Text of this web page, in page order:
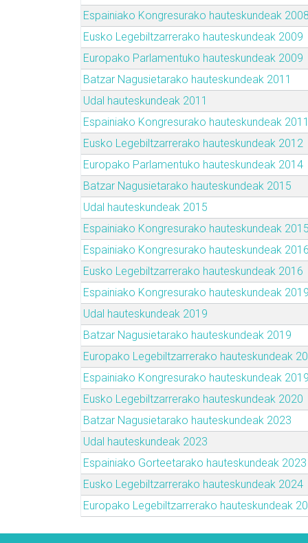
Espainiako Kongresurako hauteskundeak 2008
Eusko Legebiltzarrerako hauteskundeak 2009
Europako Parlamentuko hauteskundeak 2009
Batzar Nagusietarako hauteskundeak 2011
Udal hauteskundeak 2011
Espainiako Kongresurako hauteskundeak 2011
Eusko Legebiltzarrerako hauteskundeak 2012
Europako Parlamentuko hauteskundeak 2014
Batzar Nagusietarako hauteskundeak 2015
Udal hauteskundeak 2015
Espainiako Kongresurako hauteskundeak 2015
Espainiako Kongresurako hauteskundeak 2016
Eusko Legebiltzarrerako hauteskundeak 2016
Espainiako Kongresurako hauteskundeak 2019
Udal hauteskundeak 2019
Batzar Nagusietarako hauteskundeak 2019
Europako Legebiltzarrerako hauteskundeak
Espainiako Kongresurako hauteskundeak 2019
Eusko Legebiltzarrerako hauteskundeak 2020
Batzar Nagusietarako hauteskundeak 2023
Udal hauteskundeak 2023
Espainiako Gorteetarako hauteskundeak 2023
Eusko Legebiltzarrerako hauteskundeak 2024
Europako Legebiltzarrerako hauteskundeak